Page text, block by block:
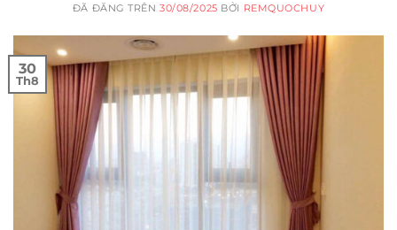
ĐÃ ĐĂNG TRÊN30/08/2025 BỞI REMQUOCHUY
30
Th8